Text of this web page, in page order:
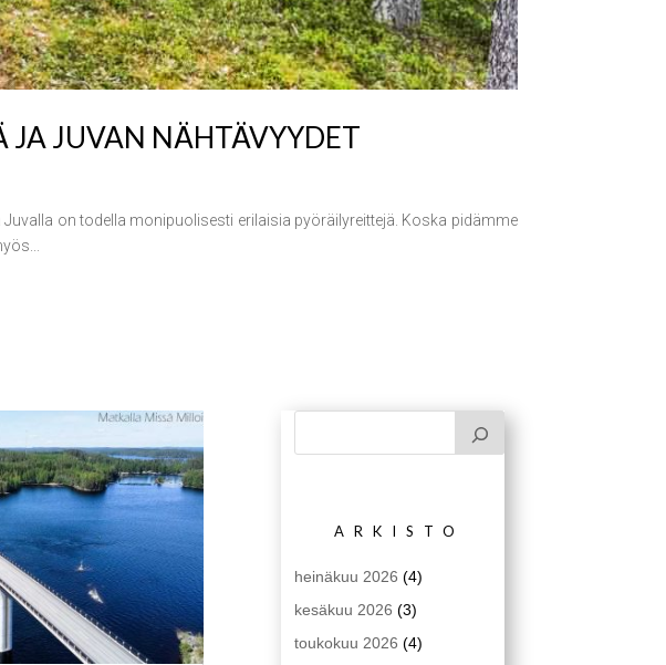
JA JUVAN NÄHTÄVYYDET
on todella monipuolisesti erilaisia pyöräilyreittejä. Koska pidämme
ARKISTO
heinäkuu 2026 (4)
kesäkuu 2026 (3)
toukokuu 2026 (4)